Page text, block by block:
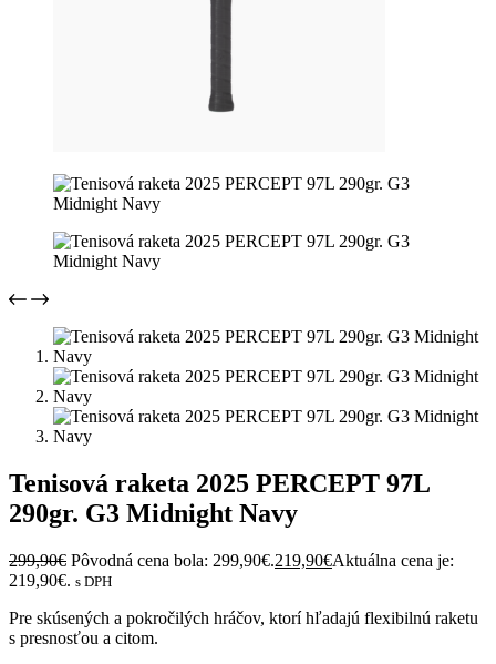
Tenisová raketa 2025 PERCEPT 97L
290gr. G3 Midnight Navy
299,90€ Pôvodná cena bola: 299,90€.219,90€Aktuálna cena je:
219,90€. s DPH
Pre skúsených a pokročilých hráčov, ktorí hľadajú flexibilnú raketu
s presnosťou a citom.